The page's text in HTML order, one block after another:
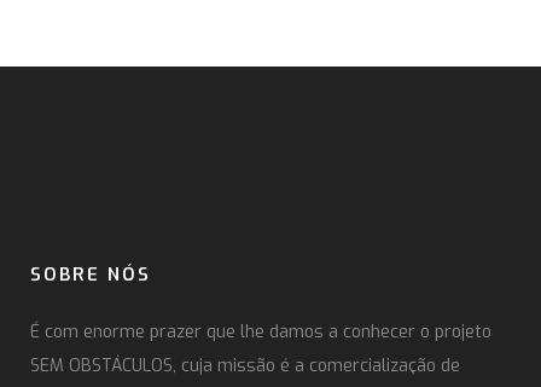
SOBRE NÓS
É com enorme prazer que lhe damos a conhecer o projeto
SEM OBSTÁCULOS, cuja missão é a comercialização de